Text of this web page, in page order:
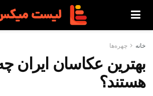
خانه چهره‌ها
بهترین عکاسان ایران
هستند؟